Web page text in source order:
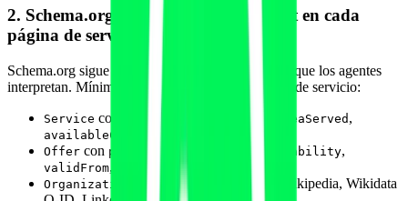
2. Schema.org Service, Offer y Product en cada
página de servicio
Schema.org sigue siendo la capa de "sustantivos" que los agentes
interpretan. Mínimo recomendado en cada página de servicio:
Service con serviceType provider areaServed ,
availableChannel (URL del booking).
Offer con price , availability,
validFrom, validThrough
Organization sameAs
apuntando a Wikipedia, Wikidata